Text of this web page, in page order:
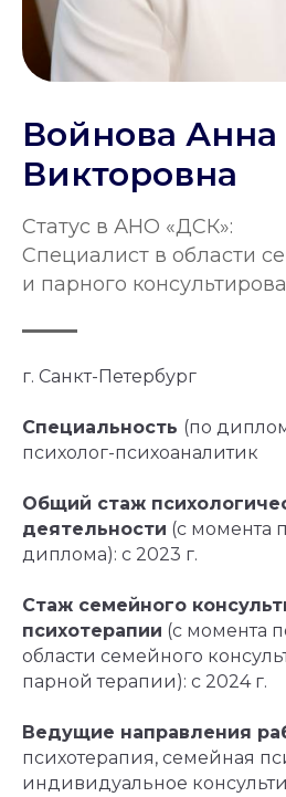
Войнова Анна
Викторовна
Статус в АНО «ДСК»:
Специалист в области
и парного
г. Санкт-Петербург
Специальность (по
психолог-психоаналитик
Общий стаж
деятельности (с момента
диплома): с 2023 г.
Стаж семейного
психотерапии (с момента
области семейного
парной терапии): с 2024 г.
Ведущие направления
психотерапия, семейная
индивидуальное